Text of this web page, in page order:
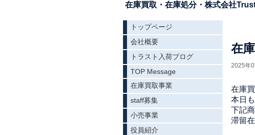
在庫買取・在庫処分・株式会社
在
2025年
在庫
本日
下記
滞留
トップページ
会社概要
トラスト入荷ブログ
TOP Message
在庫買取事業
staff募集
小売事業
役員紹介